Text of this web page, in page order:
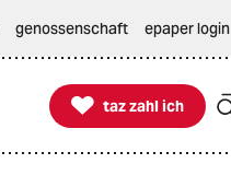
genossenschaft epaper login

taz zahl ich
taz zahl ich